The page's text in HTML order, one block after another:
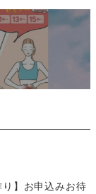
】お申込みお待